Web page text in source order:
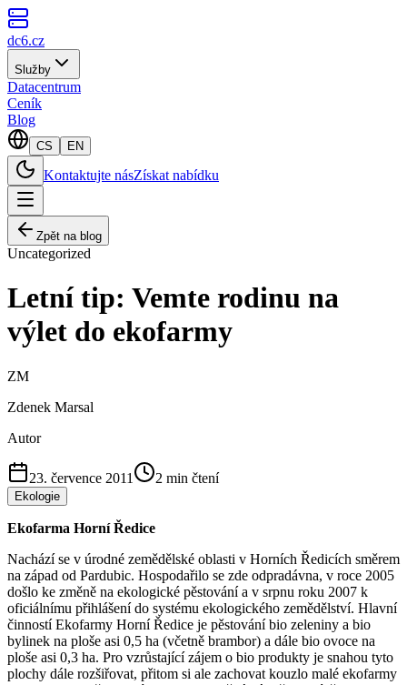
dc6.cz
Služby
Datacentrum
Ceník
Blog
CS EN
Kontaktujte násZískat nabídku
Zpět na blog
Uncategorized
Letní tip: Vemte rodinu na
výlet do ekofarmy
ZM
Zdenek Marsal
Autor
23. července 2011 2 min čtení
Ekologie
Ekofarma Horní Ředice
Nachází se v úrodné zemědělské oblasti v Horních Ředicích směrem
na západ od Pardubic. Hospodařilo se zde odpradávna, v roce 2005
došlo ke změně na ekologické pěstování a v srpnu roku 2007 k
oficiálnímu přihlášení do systému ekologického zemědělství. Hlavní
činností Ekofarmy Horní Ředice je pěstování bio zeleniny a bio
bylinek na ploše asi 0,5 ha (včetně brambor) a dále bio ovoce na
ploše asi 0,3 ha. Pro vzrůstající zájem o bio produkty je snahou tyto
plochy dále rozšiřovat, přitom si ale zachovat kouzlo malé ekofarmy